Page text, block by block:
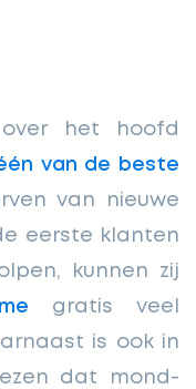
het hoofd
van de beste
van nieuwe
eerste klanten
kunnen zij
gratis veel
is ook in
dat mond-